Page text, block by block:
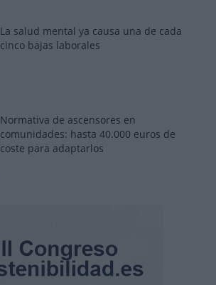
La salud mental ya causa una de cada
cinco bajas laborales
Normativa de ascensores en
comunidades: hasta 40.000 euros de
coste para adaptarlos